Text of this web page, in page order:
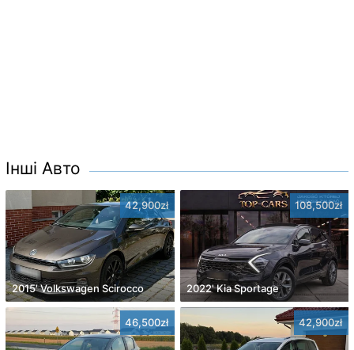
Інші Авто
42,900zł
2015' Volkswagen Scirocco
108,500zł
2022' Kia Sportage
46,500zł 42,900zł